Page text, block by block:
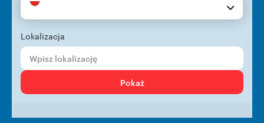
Lokalizacja
Pokaż